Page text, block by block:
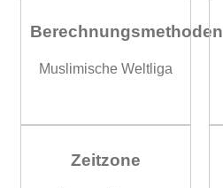
Berechnungsmethoden
Muslimische Weltliga
Zeitzone